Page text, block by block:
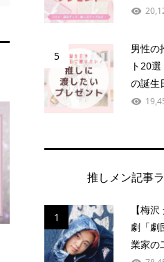
5
男性の
ト20
の誕生
推しメン記事
1
【梅
劇「劇
業家の